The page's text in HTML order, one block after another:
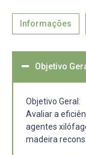
Informações
Objetivo
Objetivo Geral:
Avaliar a
agentes
madeira